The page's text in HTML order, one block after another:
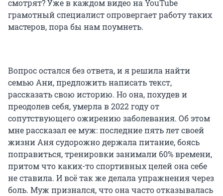
смотрят? Уже в каждом видео на YouTube
грамотный специалист опровергает работу таких
мастеров, пора бы нам поумнеть.
Вопрос остался без ответа, и я решила найти
семью Ани, предложить написать текст,
рассказать свою историю. Но она, похудев и
преодолев себя, умерла в 2022 году от
сопутствующего ожирению заболевания. Об этом
мне рассказал ее муж: последние пять лет своей
жизни Аня судорожно держала питание, боясь
поправиться, тренировки занимали 60% времени,
притом что каких-то спортивных целей она себе
не ставила. И всё так же делала упражнения через
боль. Муж признался, что она часто отказывалась